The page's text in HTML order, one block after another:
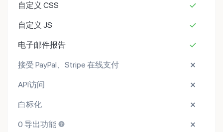
自定义 CSS
自定义 JS
电子邮件报告
接受 PayPal、Stripe 在线支付
API访问
白标化
0 导出功能